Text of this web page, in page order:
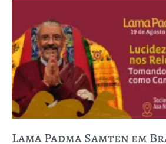
Lama Padma Samten em